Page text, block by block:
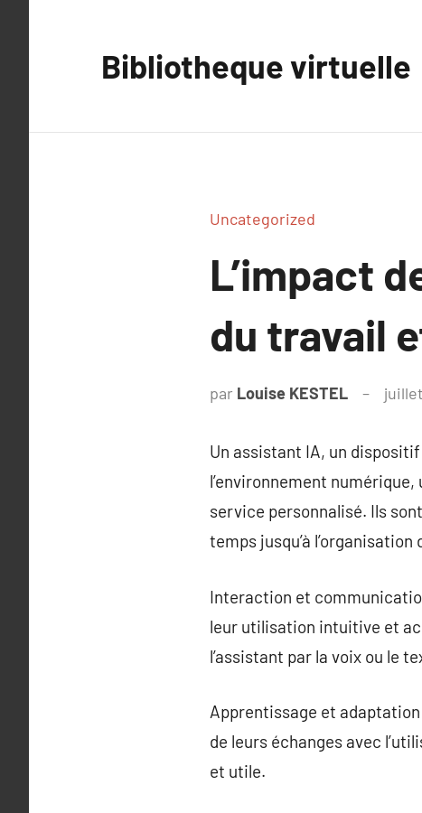
Bibliotheque virtuelle
Uncategorized
L’impact
du travail
par Louise KESTEL
Un assistant IA, un
l’environnement
service personnalisé. Ils
temps jusqu’à
Interaction et
leur utilisation intuitive et
l’assistant par la voix ou le
Apprentissage et
de leurs échanges avec
et utile.